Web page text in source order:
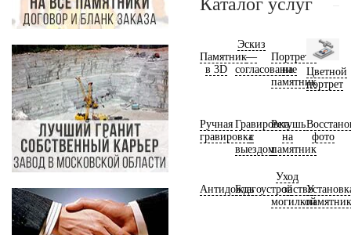
Памятник
в 3D
Эскиз
—
согласование
Портреты
на
памятник
Цветной
портрет
Ручная
гравировка
Гравировка
с
выездом
Ретушь
на
памятник
фото
АнтидождьБлагоустройство
Уход
за
могилкой